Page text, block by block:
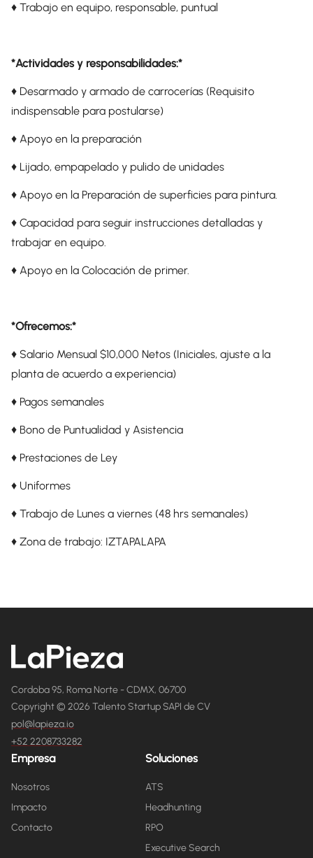
♦️ Trabajo en equipo, responsable, puntual
*Actividades y responsabilidades:*
♦️ Desarmado y armado de carrocerías (Requisito
indispensable para postularse)
♦️ Apoyo en la preparación
♦️ Lijado, empapelado y pulido de unidades
♦️ Apoyo en la Preparación de superficies para pintura.
♦️ Capacidad para seguir instrucciones detalladas y
trabajar en equipo.
♦️ Apoyo en la Colocación de primer.
*Ofrecemos:*
♦️ Salario Mensual $10,000 Netos (Iniciales, ajuste a la
planta de acuerdo a experiencia)
♦️ Pagos semanales
♦️ Bono de Puntualidad y Asistencia
♦️ Prestaciones de Ley
♦️ Uniformes
♦️ Trabajo de Lunes a viernes (48 hrs semanales)
♦️ Zona de trabajo: IZTAPALAPA
Cordoba 95, Roma Norte - CDMX, 06700
Copyright © 2026 Talento Startup SAPI de CV
pol@lapieza.io
+52 2208733282
Empresa
Nosotros
Impacto
Contacto
Soluciones
ATS
Headhunting
RPO
Executive Search